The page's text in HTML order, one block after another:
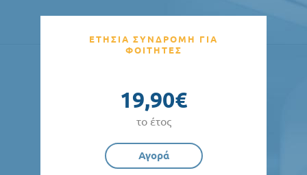
ΕΤΗΣΙΑ ΣΥΝΔΡΟΜΗ ΓΙΑ
ΦΟΙΤΗΤΕΣ
19,90€
το έτος
Αγορά